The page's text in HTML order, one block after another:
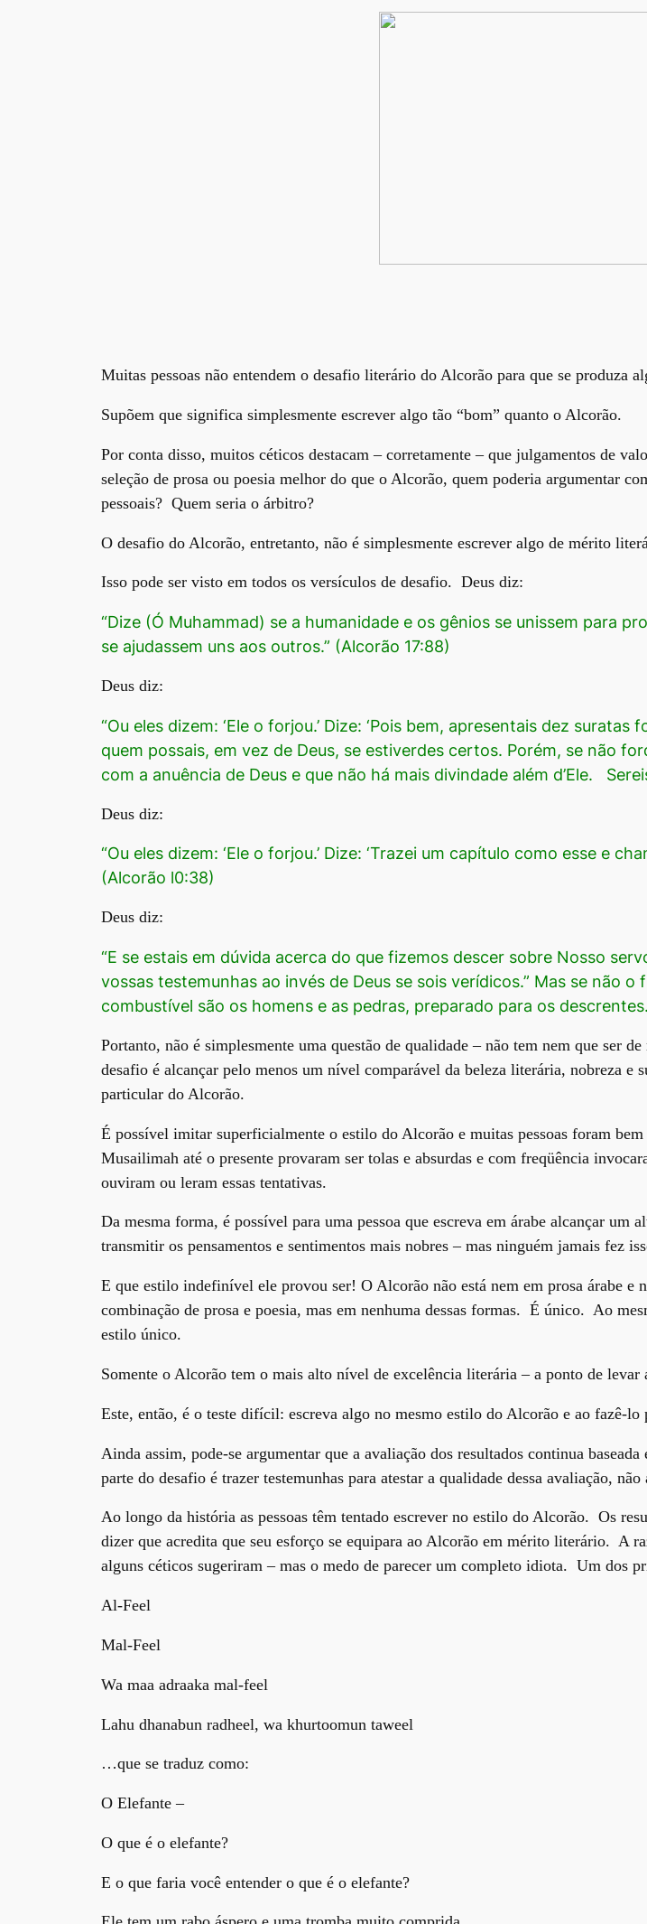
Muitas pessoas não entendem o desafio literário do Alcorão para que se produza
Supõem que significa simplesmente escrever algo tão “bom” quanto o Alcorão.
Por conta disso, muitos céticos destacam – corretamente – que julgamentos de
seleção de prosa ou poesia melhor do que o Alcorão, quem poderia argumentar
pessoais? Quem seria o árbitro?
O desafio do Alcorão, entretanto, não é simplesmente escrever algo de mérito
Isso pode ser visto em todos os versículos de desafio. Deus diz:
“Dize (Ó Muhammad) se a humanidade e os gênios se unissem para
se ajudassem uns aos outros.” (Alcorão 17:88)
Deus diz:
“Ou eles dizem: ‘Ele o forjou.’ Dize: ‘Pois bem, apresentais dez
quem possais, em vez de Deus, se estiverdes certos. Porém, se não
com a anuência de Deus e que não há mais divindade além d’Ele.
Deus diz:
“Ou eles dizem: ‘Ele o forjou.’ Dize: ‘Trazei um capítulo como esse e
(Alcorão l0:38)
Deus diz:
“E se estais em dúvida acerca do que fizemos descer sobre Nosso
vossas testemunhas ao invés de Deus se sois verídicos.” Mas se não
combustível são os homens e as pedras, preparado para os
Portanto, não é simplesmente uma questão de qualidade – não tem nem que ser
desafio é alcançar pelo menos um nível comparável da beleza literária, nobreza
particular do Alcorão.
É possível imitar superficialmente o estilo do Alcorão e muitas pessoas foram
Musailimah até o presente provaram ser tolas e absurdas e com freqüência
ouviram ou leram essas tentativas.
Da mesma forma, é possível para uma pessoa que escreva em árabe alcançar
transmitir os pensamentos e sentimentos mais nobres – mas ninguém jamais fez
E que estilo indefinível ele provou ser! O Alcorão não está nem em prosa árabe
combinação de prosa e poesia, mas em nenhuma dessas formas. É único. Ao
estilo único.
Somente o Alcorão tem o mais alto nível de excelência literária – a ponto de levar
Este, então, é o teste difícil: escreva algo no mesmo estilo do Alcorão e ao fazê-
Ainda assim, pode-se argumentar que a avaliação dos resultados continua
parte do desafio é trazer testemunhas para atestar a qualidade dessa avaliação,
Ao longo da história as pessoas têm tentado escrever no estilo do Alcorão. Os
dizer que acredita que seu esforço se equipara ao Alcorão em mérito literário. A
alguns céticos sugeriram – mas o medo de parecer um completo idiota. Um dos
Al-Feel
Mal-Feel
Wa maa adraaka mal-feel
Lahu dhanabun radheel, wa khurtoomun taweel
…que se traduz como:
O Elefante –
O que é o elefante?
E o que faria você entender o que é o elefante?